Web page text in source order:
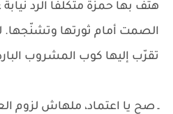
هتف بها حمزة متكلفًا الرد
الصمت أمام ثورتها
تقرّب إليها كوب المشروب
ـ صح يا اعتماد، ملهاش لزوم